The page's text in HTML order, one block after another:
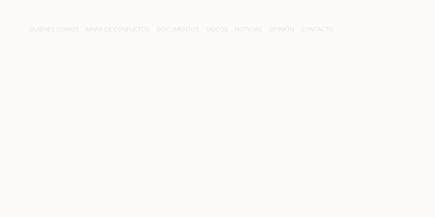
QUIÉNES SOMOS MAPA DE CONFLICTOS DOCUMENTOS VIDEOS NOTICIAS OPINIÓN CONTACTO